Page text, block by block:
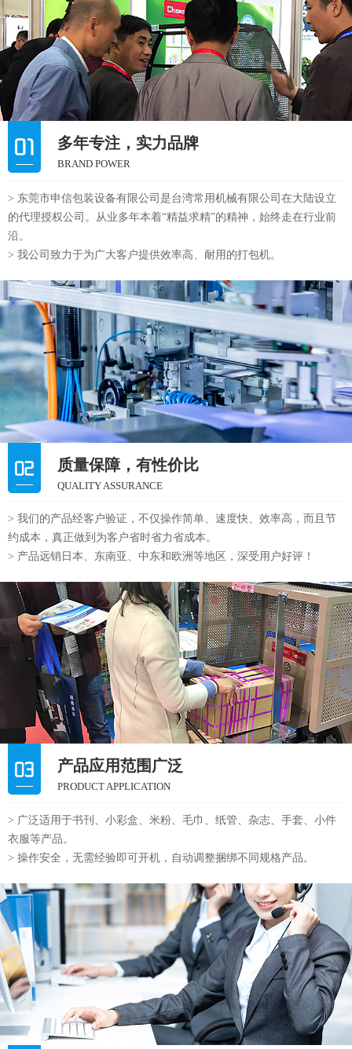
多年专注，实力品牌
BRAND POWER
> 东莞市申信包装设备有限公司是台湾常用机械有限公司在大陆设立
的代理授权公司。从业多年本着“精益求精”的精神，始终走在行业前
沿。
> 我公司致力于为广大客户提供效率高、耐用的打包机。
质量保障，有性价比
QUALITY ASSURANCE
> 我们的产品经客户验证，不仅操作简单、速度快、效率高，而且节
约成本，真正做到为客户省时省力省成本。
> 产品远销日本、东南亚、中东和欧洲等地区，深受用户好评！
产品应用范围广泛
PRODUCT APPLICATION
> 广泛适用于书刊、小彩盒、米粉、毛巾、纸管、杂志、手套、小件
衣服等产品。
> 操作安全，无需经验即可开机，自动调整捆绑不同规格产品。